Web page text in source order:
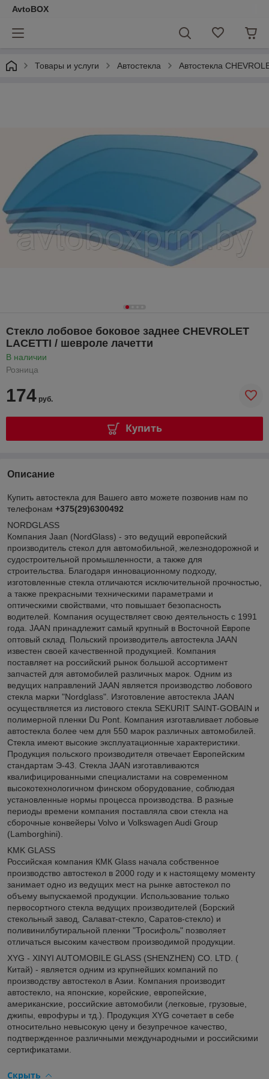
AvtoBOX
Товары и услуги Автостекла Автостекла
Стекло лобовое боковое заднее CHEVROLET
LACETTI / шевроле лачетти
В наличии
Розница
174 руб.
Купить
Описание
Купить автостекла для Вашего авто можете позвонив нам по
телефонам +375(29)6300492
NORDGLASS
Компания Jaan (NordGlass) - это ведущий европейский
производитель стекол для автомобильной, железнодорожной и
судостроительной промышленности, а также для
строительства. Благодаря инновационному подходу,
изготовленные стекла отличаются исключительной прочностью,
а также прекрасными техническими параметрами и
оптическими свойствами, что повышает безопасность
водителей. Компания осуществляет свою деятельность с 1991
года. JAAN принадлежит самый крупный в Восточной Европе
оптовый склад. Польский производитель автостекла JAAN
известен своей качественной продукцией. Компания
поставляет на российский рынок большой ассортимент
запчастей для автомобилей различных марок. Одним из
ведущих направлений JAAN является производство лобового
стекла марки "Nordglass". Изготовление автостекла JAAN
осуществляется из листового стекла SEKURIT SAINT-GOBAIN и
полимерной пленки Du Pont. Компания изготавливает лобовые
автостекла более чем для 550 марок различных автомобилей.
Стекла имеют высокие эксплуатационные характеристики.
Продукция польского производителя отвечает Европейским
стандартам Э-43. Стекла JAAN изготавливаются
квалифицированными специалистами на современном
высокотехнологичном финском оборудование, соблюдая
установленные нормы процесса производства. В разные
периоды времени компания поставляла свои стекла на
сборочные конвейеры Volvo и Volkswagen Audi Group
(Lamborghini).
KMK GLASS
Российская компания КМК Glass начала собственное
производство автостекол в 2000 году и к настоящему моменту
занимает одно из ведущих мест на рынке автостекол по
объему выпускаемой продукции. Использование только
первосортного стекла ведущих производителей (Борский
стекольный завод, Салават-стекло, Саратов-стекло) и
поливинилбутиральной пленки "Тросифоль" позволяет
отличаться высоким качеством производимой продукции.
XYG - XINYI AUTOMOBILE GLASS (SHENZHEN) CO. LTD. (
Китай) - является одним из крупнейших компаний по
производству автостекол в Азии. Компания производит
автостекло, на японские, корейские, европейские,
американские, российские автомобили (легковые, грузовые,
джипы, еврофуры и тд.). Продукция XYG сочетает в себе
относительно невысокую цену и безупречное качество,
подтвержденное различными международными и российскими
сертификатами.
Скрыть